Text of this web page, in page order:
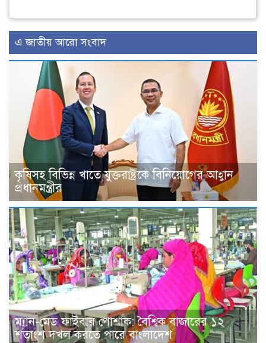
এ জাতীয় আরো সংবাদ
কৃষিসহ বিভিন্ন খাতে যুক্তরাষ্ট্রকে বিনিয়োগের আহ্বান
প্রধানমন্ত্রীর
ম্যান-মেড ফাইবার পোশাক: বৈশ্বিক বাজারের ১২
শতাংশ দখল করতে পারে বাংলাদেশ